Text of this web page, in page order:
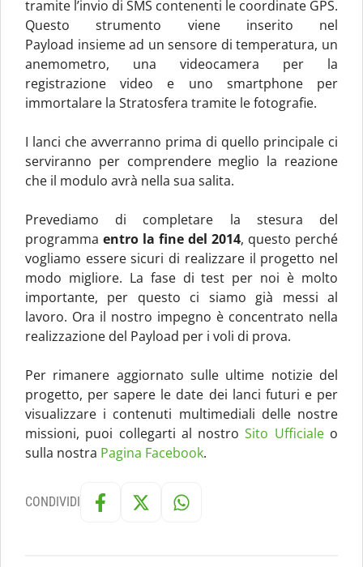
tramite l’invio di SMS contenenti le coordinate GPS.
Questo strumento viene inserito nel
Payload insieme ad un sensore di temperatura, un
anemometro, una videocamera per la
registrazione video e uno smartphone per
immortalare la Stratosfera tramite le fotografie.
I lanci che avverranno prima di quello principale ci
serviranno per comprendere meglio la reazione
che il modulo avrà nella sua salita.
Prevediamo di completare la stesura del
programma entro la fine del 2014, questo perché
vogliamo essere sicuri di realizzare il progetto nel
modo migliore. La fase di test per noi è molto
importante, per questo ci siamo già messi al
lavoro. Ora il nostro impegno è concentrato nella
realizzazione del Payload per i voli di prova.
Per rimanere aggiornato sulle ultime notizie del
progetto, per sapere le date dei lanci futuri e per
visualizzare i contenuti multimediali delle nostre
missioni, puoi collegarti al nostroSito Ufficialeo
sulla nostra Pagina Facebook.
CONDIVIDI